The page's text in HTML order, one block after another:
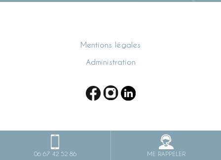
Mentions légales
Administration
06 67 42 52 86 ME RAPPELER